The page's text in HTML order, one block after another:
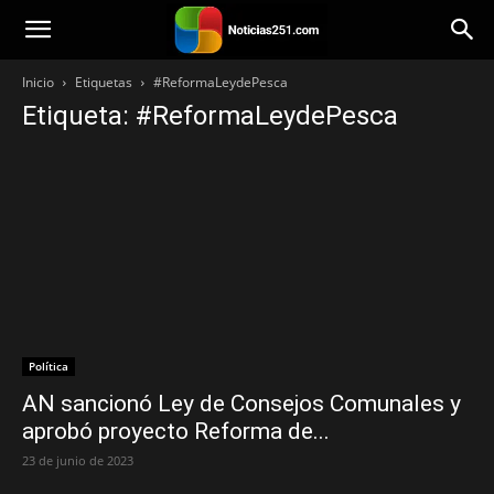
Noticias251
Inicio Etiquetas #ReformaLeydePesca
Etiqueta: #ReformaLeydePesca
Política
AN sancionó Ley de Consejos Comunales y
aprobó proyecto Reforma de...
23 de junio de 2023